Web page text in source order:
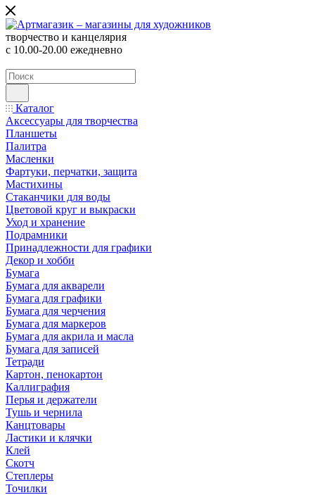
творчество и канцелярия
с 10.00-20.00 ежедневно
Каталог
Аксессуары для творчества
Планшеты
Палитра
Масленки
Фартуки, перчатки, защита
Мастихины
Стаканчики для воды
Цветовой круг и выкраски
Уход и хранение
Подрамники
Принадлежности для графики
Декор и хобби
Бумага
Бумага для акварели
Бумага для графики
Бумага для черчения
Бумага для маркеров
Бумага для акрила и масла
Бумага для записей
Тетради
Картон, пенокартон
Каллиграфия
Перья и держатели
Тушь и чернила
Канцтовары
Ластики и клячки
Клей
Скотч
Степлеры
Точилки